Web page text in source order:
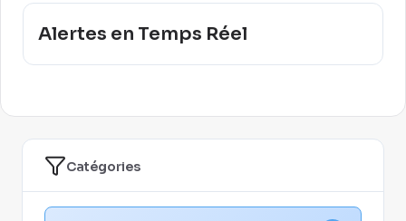
Catégories
Alertes en Temps Réel